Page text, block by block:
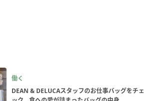
働く
DEAN & DELUCAスタッフのお仕事バッグをチェ